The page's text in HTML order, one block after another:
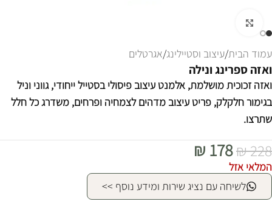
עמוד הבית/עיצוב וסטיילינג/אגרטלים
ואזה ספרינג ונילה
ואזה זכוכית מושלמת, אלמנט עיצוב פיסולי בסטייל ייחודי, גווני וניל
בגימור חלקלק, פריט עיצוב מדהים לצמחיה ופרחים, משדרג כל חלל
שתרצו.
₪228
₪ 178
המלאי אזל
לשיחה עם נציג שירות ומידע נוסף >>